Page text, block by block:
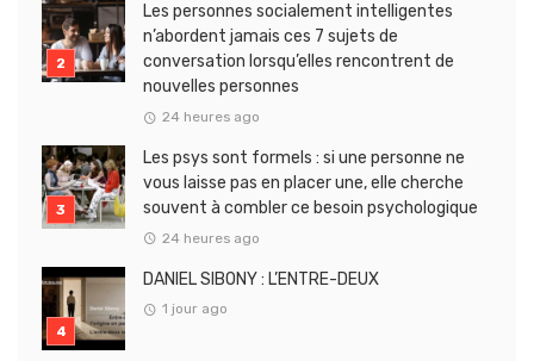
Les personnes socialement intelligentes
n’abordent jamais ces 7 sujets de
conversation lorsqu’elles rencontrent de
nouvelles personnes
24 heures ago
Les psys sont formels : si une personne ne
vous laisse pas en placer une, elle cherche
souvent à combler ce besoin psychologique
24 heures ago
DANIEL SIBONY : L’ENTRE-DEUX
1 jour ago